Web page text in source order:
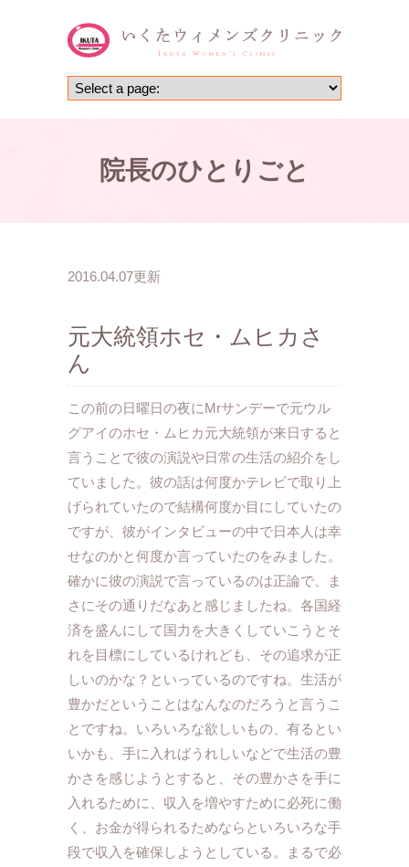
院長のひとりごと
2016.04.07更新
元大統領ホセ・ムヒカさ
ん
この前の日曜日の夜にMrサンデーで元ウル
グアイのホセ・ムヒカ元大統領が来日すると
言うことで彼の演説や日常の生活の紹介をし
ていました。彼の話は何度かテレビで取り上
げられていたので結構何度か目にしていたの
ですが、彼がインタビューの中で日本人は幸
せなのかと何度か言っていたのをみました。
確かに彼の演説で言っているのは正論で、ま
さにその通りだなあと感じましたね。各国経
済を盛んにして国力を大きくしていこうとそ
れを目標にしているけれども、その追求が正
しいのかな？といっているのですね。生活が
豊かだということはなんなのだろうと言うこ
とですね。いろいろな欲しいもの、有るとい
いかも、手に入ればうれしいなどで生活の豊
かさを感じようとすると、その豊かさを手に
入れるために、収入を増やすために必死に働
く、お金が得られるためならといろいろな手
段で収入を確保しようとしている。まるで必